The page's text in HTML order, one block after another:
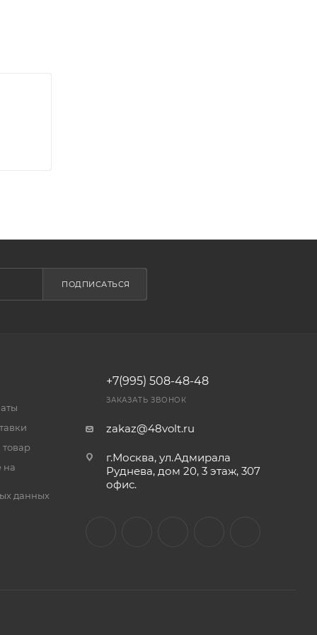
ПОДПИСАТЬСЯ
товар
на
данных
+7(995) 508-48-48
ЗАКАЗАТЬ ЗВОНОК
zakaz@48volt.ru
г.Москва, ул.Адмирала
Руднева, дом 20, 3 этаж, 307
офис.